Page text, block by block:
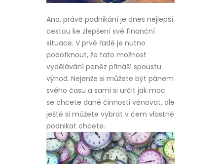
Ano, právě podnikání je dnes nejlepší
cestou ke zlepšení své finanční
situace. V prvé řadě je nutno
podotknout, že tato možnost
vydělávání peněz přináší spoustu
výhod. Nejenže si můžete být pánem
svého času a sami si určit jak moc
se chcete dané činnosti věnovat, ale
ještě si můžete vybrat v čem vlastně
podnikat chcete.